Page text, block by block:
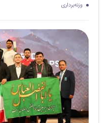
وزنه‌برداری